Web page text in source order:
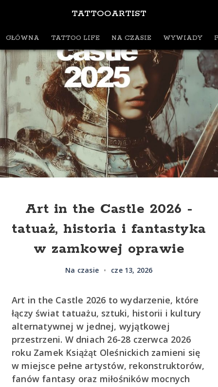
TATTOOARTIST
GŁÓWNA TATTOO LIFE NA CZASIE WYWIADY
Art in the Castle 2026 -
tatuaż, historia i fantastyka
w zamkowej oprawie
Na czasie • cze 13, 2026
Art in the Castle 2026 to wydarzenie, które
łączy świat tatuażu, sztuki, historii i kultury
alternatywnej w jednej, wyjątkowej
przestrzeni. W dniach 26-28 czerwca 2026
roku Zamek Książąt Oleśnickich zamieni się
w miejsce pełne artystów, rekonstruktorów,
fanów fantasy oraz miłośników mocnych